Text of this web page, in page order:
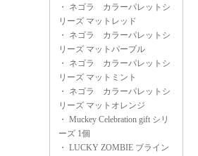
・ ネゴラ カラーパレットシ
リーズ マットレッド
・ ネゴラ カラーパレットシ
リーズ マットパープル
・ ネゴラ カラーパレットシ
リーズ マットミント
・ ネゴラ カラーパレットシ
リーズ マットオレンジ
・ Muckey Celebration gift シリ
ーズ 1個
・ LUCKY ZOMBIE ブライン